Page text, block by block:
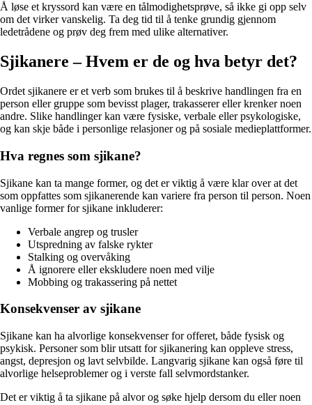
Å løse et kryssord kan være en tålmodighetsprøve, så ikke gi opp selv
om det virker vanskelig. Ta deg tid til å tenke grundig gjennom
ledetrådene og prøv deg frem med ulike alternativer.
Sjikanere – Hvem er de og hva betyr det?
Ordet sjikanere er et verb som brukes til å beskrive handlingen fra en
person eller gruppe som bevisst plager, trakasserer eller krenker noen
andre. Slike handlinger kan være fysiske, verbale eller psykologiske,
og kan skje både i personlige relasjoner og på sosiale medieplattformer.
Hva regnes som sjikane?
Sjikane kan ta mange former, og det er viktig å være klar over at det
som oppfattes som sjikanerende kan variere fra person til person. Noen
vanlige former for sjikane inkluderer:
Verbale angrep og trusler
Utspredning av falske rykter
Stalking og overvåking
Å ignorere eller ekskludere noen med vilje
Mobbing og trakassering på nettet
Konsekvenser av sjikane
Sjikane kan ha alvorlige konsekvenser for offeret, både fysisk og
psykisk. Personer som blir utsatt for sjikanering kan oppleve stress,
angst, depresjon og lavt selvbilde. Langvarig sjikane kan også føre til
alvorlige helseproblemer og i verste fall selvmordstanker.
Det er viktig å ta sjikane på alvor og søke hjelp dersom du eller noen